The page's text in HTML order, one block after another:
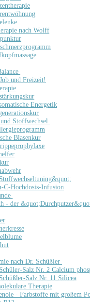
nach Wolff
und Freizeit!
Energetik
Stoffwechsel
Blasenkur
C-Hochdosis-Infusion
- der
nach Dr. Schüßler
Schüler-Salz Nr. 2 Calcium
Schüßler-Salz Nr. 11 Silicea
Therapie
- Farbstoffe mit großem